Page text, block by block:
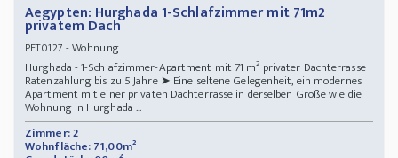
Aegypten: Hurghada 1-Schlafzimmer mit 71m2
privatem Dach
PET0127 - Wohnung
Hurghada - 1-Schlafzimmer-Apartment mit 71 m² privater Dachterrasse |
Ratenzahlung bis zu 5 Jahre ➤ Eine seltene Gelegenheit, ein modernes
Apartment mit einer privaten Dachterrasse in derselben Größe wie die
Wohnung in Hurghada ...
Zimmer: 2
Wohnfläche: 71,00m²